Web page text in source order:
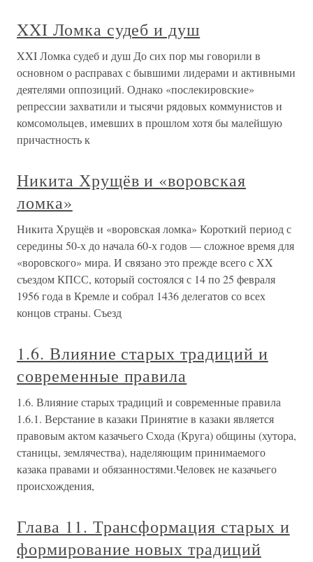
XXI Ломка судеб и душ
XXI Ломка судеб и душ До сих пор мы говорили в
основном о расправах с бывшими лидерами и активными
деятелями оппозиций. Однако «послекировские»
репрессии захватили и тысячи рядовых коммунистов и
комсомольцев, имевших в прошлом хотя бы малейшую
причастность к
Никита Хрущёв и «воровская
ломка»
Никита Хрущёв и «воровская ломка» Короткий период с
середины 50-х до начала 60-х годов — сложное время для
«воровского» мира. И связано это прежде всего с XX
съездом КПСС, который состоялся с 14 по 25 февраля
1956 года в Кремле и собрал 1436 делегатов со всех
концов страны. Съезд
1.6. Влияние старых традиций и
современные правила
1.6. Влияние старых традиций и современные правила
1.6.1. Верстание в казаки Принятие в казаки является
правовым актом казачьего Схода (Круга) общины (хутора,
станицы, землячества), наделяющим принимаемого
казака правами и обязанностями.Человек не казачьего
происхождения,
Глава 11. Трансформация старых и
формирование новых традиций